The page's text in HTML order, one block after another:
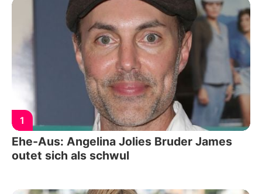
1
Ehe-Aus: Angelina Jolies Bruder James
outet sich als schwul